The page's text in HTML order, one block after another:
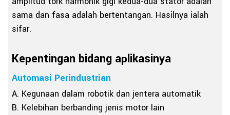
sama dan fasa adalah bertentangan. Hasilnya ialah
sifar.
Kepentingan bidang aplikasinya
Automasi Perindustrian
A. Kegunaan dalam robotik dan jentera automatik
B. Kelebihan berbanding jenis motor lain